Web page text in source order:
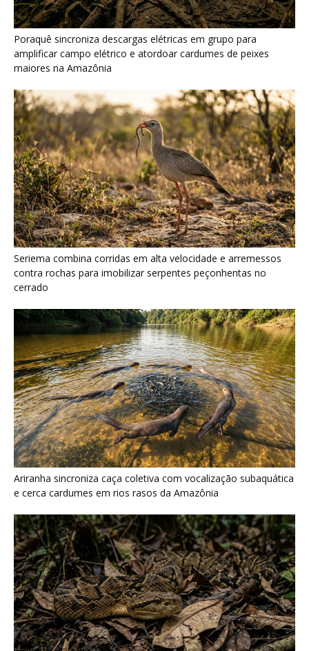
Seriema combina corridas em alta velocidade e arremessos
contra rochas para imobilizar serpentes peçonhentas no
cerrado
Ariranha sincroniza caça coletiva com vocalização subaquática
e cerca cardumes em rios rasos da Amazônia
Surucucu detecta calor pela fosseta loreal e prepara ataque de
emboscada no escuro da floresta
Últimas noticias
Eu entrei no mundo dos sapos e lagartos que
vivem entre...
7 de agosto de 2026